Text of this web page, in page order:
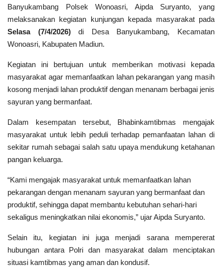
Policetube
IKM
Banyukambang Polsek Wonoasri, Aipda Suryanto, yang
melaksanakan kegiatan kunjungan kepada masyarakat pada
Selasa (7/4/2026)di Desa Banyukambang, Kecamatan
Wonoasri, Kabupaten Madiun.
Kegiatan ini bertujuan untuk memberikan motivasi kepada
masyarakat agar memanfaatkan lahan pekarangan yang masih
kosong menjadi lahan produktif dengan menanam berbagai jenis
sayuran yang bermanfaat.
Dalam kesempatan tersebut, Bhabinkamtibmas mengajak
masyarakat untuk lebih peduli terhadap pemanfaatan lahan di
sekitar rumah sebagai salah satu upaya mendukung ketahanan
pangan keluarga.
“Kami mengajak masyarakat untuk memanfaatkan lahan
pekarangan dengan menanam sayuran yang bermanfaat dan
produktif, sehingga dapat membantu kebutuhan sehari-hari
sekaligus meningkatkan nilai ekonomis,” ujar Aipda Suryanto.
Selain itu, kegiatan ini juga menjadi sarana mempererat
hubungan antara Polri dan masyarakat dalam menciptakan
situasi kamtibmas yang aman dan kondusif.